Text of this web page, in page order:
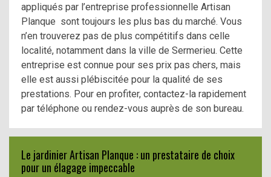
appliqués par l’entreprise professionnelle Artisan
Planque sont toujours les plus bas du marché. Vous
n’en trouverez pas de plus compétitifs dans celle
localité, notamment dans la ville de Sermerieu. Cette
entreprise est connue pour ses prix pas chers, mais
elle est aussi plébiscitée pour la qualité de ses
prestations. Pour en profiter, contactez-la rapidement
par téléphone ou rendez-vous auprès de son bureau.
Le jardinier Artisan Planque : un prestataire de choix
pour un élagage impeccable